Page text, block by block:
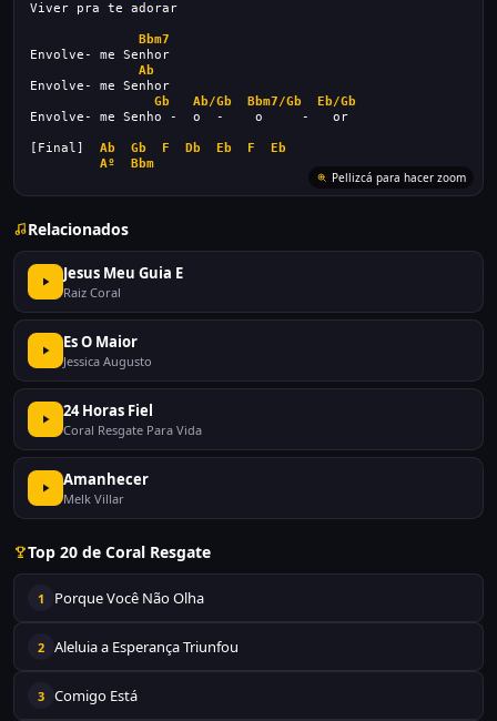
Viver pra te adorar
Bbm7
Envolve- me Senhor
Ab
Envolve- me Senhor
Gb
Ab/Gb Bbm7/Gb
Eb/Gb
Envolve- me Senho -  o  -    o     -   or
[Final] Ab Gb F Db Eb F
Eb
Aº
Bbm
Relacionados
Jesus Meu Guia E
Raiz Coral
Es O Maior
Jessica Augusto
24 Horas Fiel
Coral Resgate Para Vida
Amanhecer
Melk Villar
Top 20 de Coral Resgate
1 Porque Você Não Olha
2 Aleluia a Esperança Triunfou
3 Comigo Está